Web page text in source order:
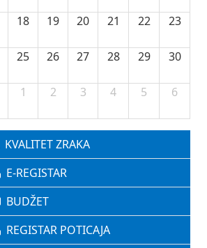
18 19 20 21 22 23
25 26 27 28 29 30
1 2 3 4 5 6
KVALITET ZRAKA
E-REGISTAR
BUDŽET
REGISTAR POTICAJA